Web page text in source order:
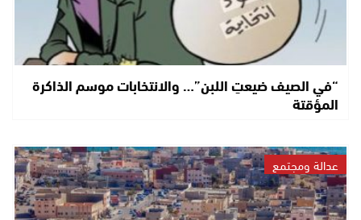
“في الصيف ضيعتِ اللبن”… والانتخابات موسم الذاكرة
المؤقتة
عدالة ومجتمع